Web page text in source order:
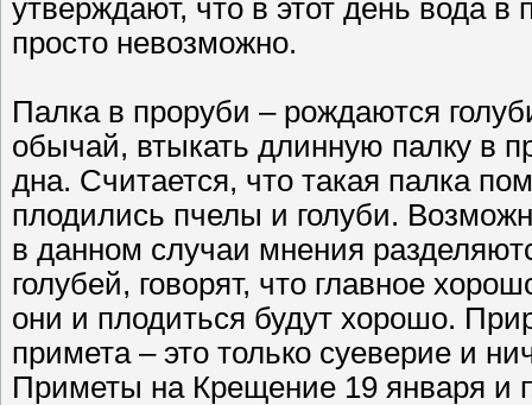
утверждают, что в этот день вода в
просто невозможно.
Палка в проруби – рождаются
обычай, втыкать длинную палку в
дна. Считается, что такая палка
плодились пчелы и голуби.
в данном случаи мнения
голубей, говорят, что главное
они и плодиться будут хорошо.
примета – это только суеверие и
Приметы на Крещение 19 января и